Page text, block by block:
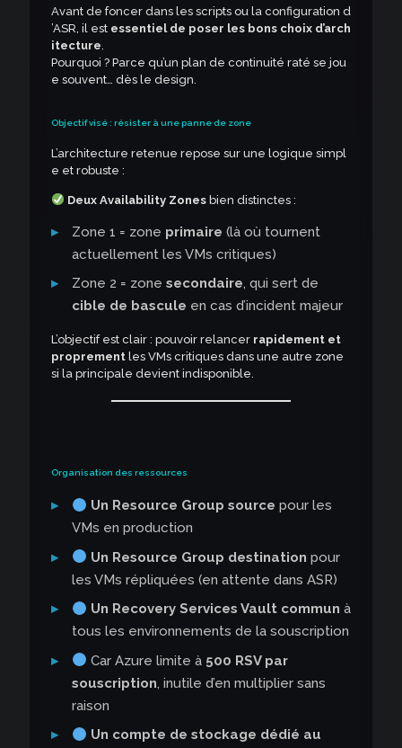
Avant de foncer dans les scripts ou la configuration d
’ASR, il est essentiel de poser les bons choix d’arch
itecture
Pourquoi ? Parce qu’un plan de continuité raté se jou
e souvent… dès le design.
Objectif visé : résister à une panne de zone
L’architecture retenue repose sur une logique simpl
e et robuste :
Deux Availability Zonesbien distinctes :
Zone 1 = zone primaire (là où tournent
actuellement les VMs critiques)
Zone 2 = zone secondaire, qui sert de
cible de bascule en cas d’incident majeur
L’objectif est clair : pouvoir relancer rapidement et
proprement les VMs critiques dans une autre zone
si la principale devient indisponible.
Organisation des ressources
Un Resource Group source pour les
VMs en production
Un Resource Group destination pour
les VMs répliquées (en attente dans ASR)
Un Recovery Services Vault commun à
tous les environnements de la souscription
Car Azure limite à 500 RSV par
souscription, inutile d’en multiplier sans
raison
Un compte de stockage dédié au